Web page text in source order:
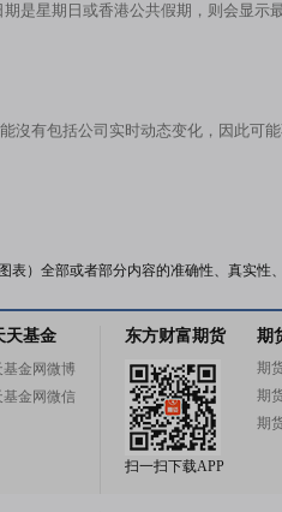
是星期日或香港公共假期，则会显示
沒有包括公司实时动态变化，因此可
）全部或者部分内容的准确性、真实性
天基金
基金网微博
基金网微信
东方财富期货
扫一扫下载APP
期
期
期
期